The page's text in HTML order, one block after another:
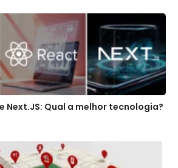
Next.JS: Qual a melhor tecnologia?